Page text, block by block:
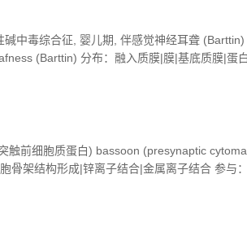
中毒综合征, 婴儿期, 伴感觉神经耳聋 (Barttin)
(Barttin) 分布：融入质膜|膜|基底质膜|蛋
触前细胞质蛋白) bassoon (presynaptic
骨架结构形成|锌离子结合|金属离子结合 参与